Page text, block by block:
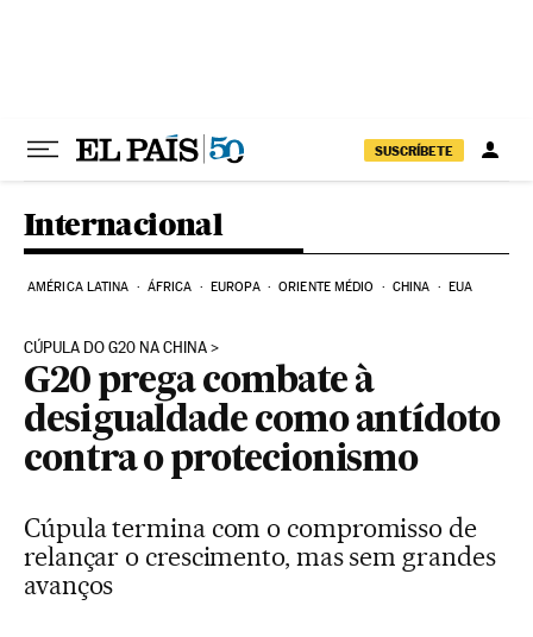
SUSCRÍBETE
Internacional
AMÉRICA LATINA ÁFRICA EUROPA ORIENTE MÉDIO CHINA EUA
CÚPULA DO G20 NA CHINA
G20 prega combate à
desigualdade como antídoto
contra o protecionismo
Cúpula termina com o compromisso de
relançar o crescimento, mas sem grandes
avanços